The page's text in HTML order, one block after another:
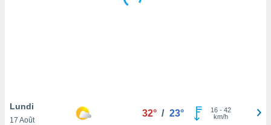
notre
Lundi
17 Août
32° / 23° 16- 42
km/h